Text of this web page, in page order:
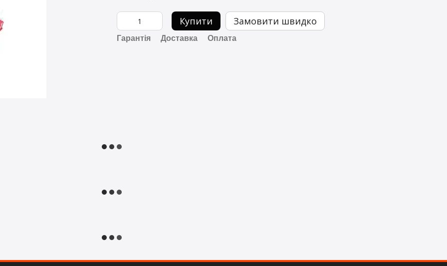
Купити Замовити швидко
Гарантія Доставка Оплата